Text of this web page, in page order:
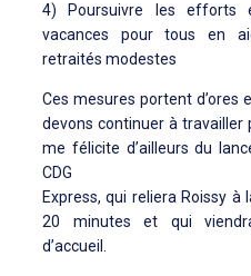
4) Poursuivre les efforts
vacances pour tous en
retraités modestes
Ces mesures portent d’ores
devons continuer à travailler
me félicite d’ailleurs du
CDG
Express, qui reliera Roissy à
20 minutes et qui
d’accueil.